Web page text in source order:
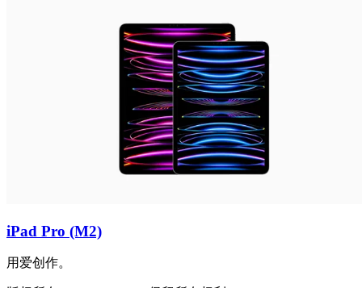
iPad Pro (M2)
用爱创作。